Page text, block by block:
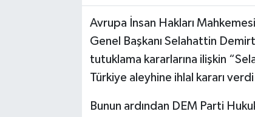
Avrupa İnsan Hakları
Genel Başkanı Selahattin
tutuklama kararlarına ilişkin
Türkiye aleyhine ihlal kararı
Bunun ardından DEM Parti
2024 Seçim Sonuçları